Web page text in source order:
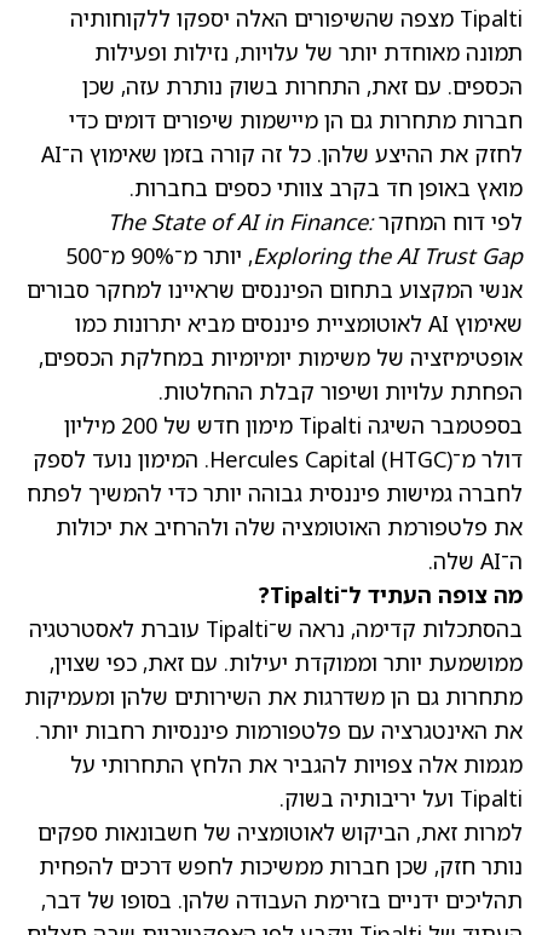
Tipalti מצפה שהשיפורים האלה יספקו ללקוחותיה
תמונה מאוחדת יותר של עלויות, נזילות ופעילות
הכספים. עם זאת, התחרות בשוק נותרת עזה, שכן
חברות מתחרות גם הן מיישמות שיפורים דומים כדי
לחזק את ההיצע שלהן. כל זה קורה בזמן שאימוץ ה־AI
מואץ באופן חד בקרב צוותי כספים בחברות.
לפי דוח המחקרThe State of AI in Finance:
Exploring the AI Trust Gap
, יותר מ־90% מ־500
אנשי המקצוע בתחום הפיננסים שראיינו למחקר סבורים
שאימוץ AI לאוטומציית פיננסים מביא יתרונות כמו
אופטימיזציה של משימות יומיומיות במחלקת הכספים,
הפחתת עלויות ושיפור קבלת ההחלטות.
בספטמבר השיגה Tipalti מימון חדש של 200 מיליון
דולר מ־Hercules Capital(HTGC)
. המימון נועד לספק
לחברה גמישות פיננסית גבוהה יותר כדי להמשיך לפתח
את פלטפורמת האוטומציה שלה ולהרחיב את יכולות
ה־AI שלה.
מה צופה העתיד ל־Tipalti?
בהסתכלות קדימה, נראה ש־Tipalti עוברת לאסטרטגיה
ממושמעת יותר וממוקדת יעילות. עם זאת, כפי שצוין,
מתחרות גם הן משדרגות את השירותים שלהן ומעמיקות
את האינטגרציה עם פלטפורמות פיננסיות רחבות יותר.
מגמות אלה צפויות להגביר את הלחץ התחרותי על
Tipalti ועל יריבותיה בשוק.
למרות זאת, הביקוש לאוטומציה של חשבונאות ספקים
נותר חזק, שכן חברות ממשיכות לחפש דרכים להפחית
תהליכים ידניים בזרימת העבודה שלהן. בסופו של דבר,